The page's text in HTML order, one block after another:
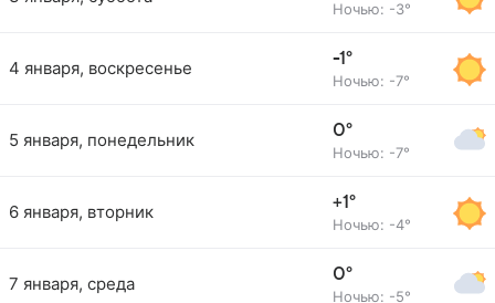
Ночью: -3°
4 января, воскресенье -1°
Ночью: -7°
5 января, понедельник 0°
Ночью: -7°
6 января, вторник +1°
Ночью: -4°
7 января, среда 0°
Ночью: -5°